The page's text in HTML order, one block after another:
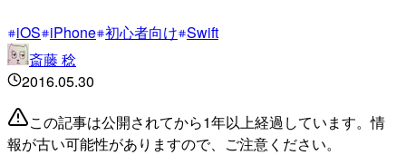
iOS iPhone 初心者向け Swift
斎藤 稔
2016.05.30
この記事は公開されてから1年以上経過しています。情
報が古い可能性がありますので、ご注意ください。